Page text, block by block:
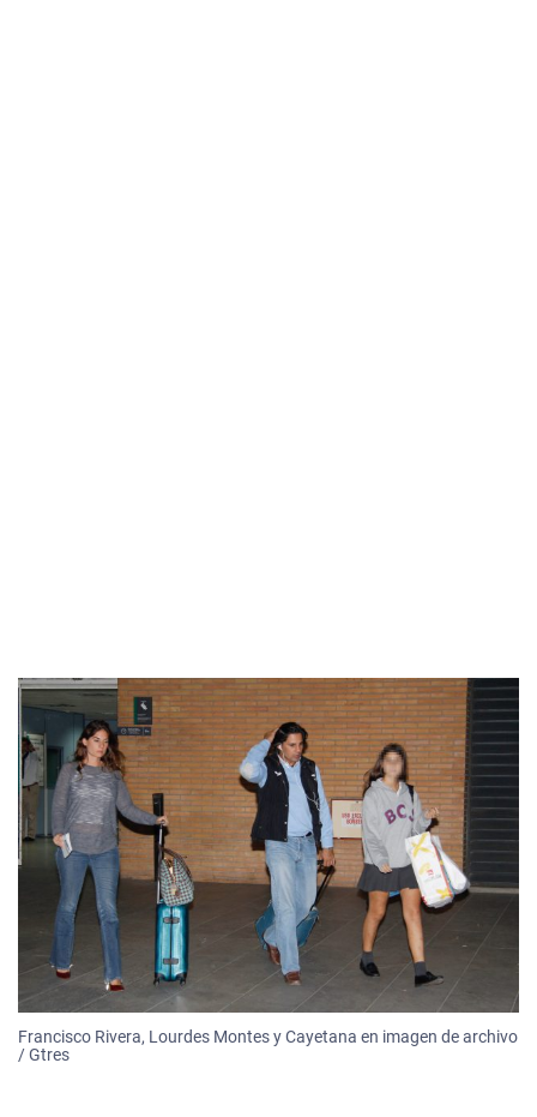
Francisco Rivera, Lourdes Montes y Cayetana en imagen de archivo
/ Gtres